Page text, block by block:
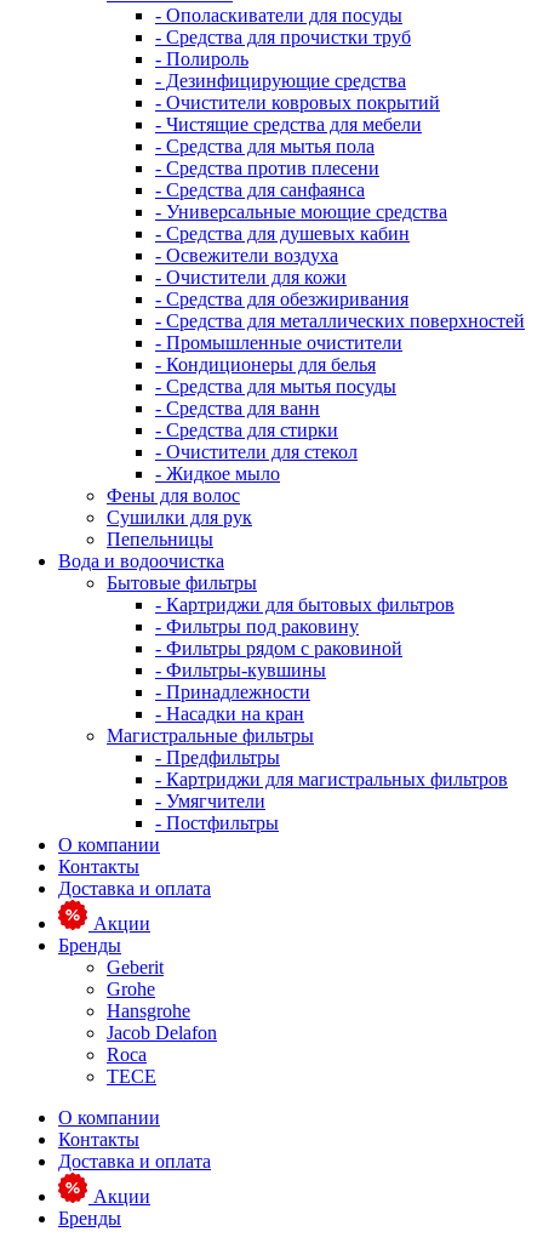
- Ополаскиватели для посуды
- Средства для прочистки труб
- Полироль
- Дезинфицирующие средства
- Очистители ковровых покрытий
- Чистящие средства для мебели
- Средства для мытья пола
- Средства против плесени
- Средства для санфаянса
- Универсальные моющие средства
- Средства для душевых кабин
- Освежители воздуха
- Очистители для кожи
- Средства для обезжиривания
- Средства для металлических поверхностей
- Промышленные очистители
- Кондиционеры для белья
- Средства для мытья посуды
- Средства для ванн
- Средства для стирки
- Очистители для стекол
- Жидкое мыло
Фены для волос
Сушилки для рук
Пепельницы
Вода и водоочистка
Бытовые фильтры
- Картриджи для бытовых фильтров
- Фильтры под раковину
- Фильтры рядом с раковиной
- Фильтры-кувшины
- Принадлежности
- Насадки на кран
Магистральные фильтры
- Предфильтры
- Картриджи для магистральных фильтров
- Умягчители
- Постфильтры
О компании
Контакты
Доставка и оплата
Акции
Бренды
Geberit
Grohe
Hansgrohe
Jacob Delafon
Roca
TECE
О компании
Контакты
Доставка и оплата
Акции
Бренды